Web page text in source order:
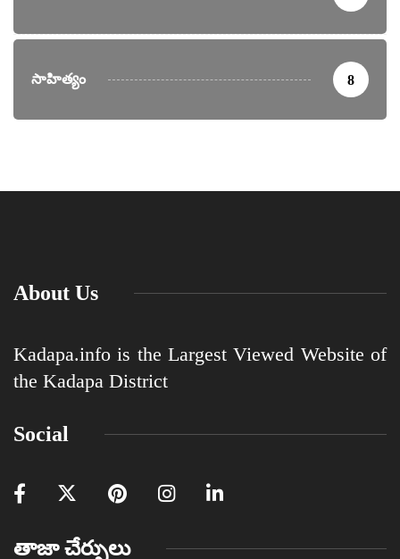
సాహిత్యం 8
About Us
Kadapa.info is the Largest Viewed Website of
the Kadapa District
Social
తాజా చేర్పులు